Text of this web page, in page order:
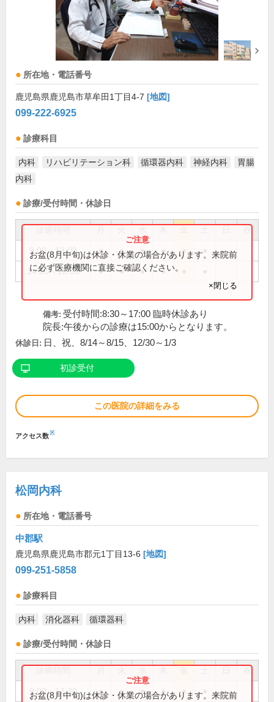
所在地・電話番号
鹿児島県鹿児島市草牟田1丁目4-7 [地図]
099-222-6925
診療科目
内科 リハビリテーション科 循環器内科 神経内科
胃腸
内科
診療/受付時間・休診日
祝
9:00～13:00 ● ● ● ● ●
14:00～18:00 ● ● ● ●
お盆(8月中旬)は休診・休業の場合があります。来院前
に必ず医療機関に直接ご確認ください。
×閉じる
備考: 受付時間:8:30～17:00 臨時休診あり
院長:午後からの診療は15:00からとなります。
休診日: 日、祝、8/14～8/15、12/30～1/3
初診受付
この医院の詳細をみる
アクセス数※
松岡内科
所在地・電話番号
中郡駅
鹿児島県鹿児島市郡元1丁目13-6 [地図]
099-251-5858
診療科目
内科 消化器科 循環器科
診療/受付時間・休診日
祝
9:00～12:30 ● ● ● ● ●
お盆(8月中旬)は休診・休業の場合があります。来院前